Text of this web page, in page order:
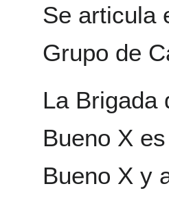
Se articula
Grupo de
La Brigada
Bueno X
Bueno X y